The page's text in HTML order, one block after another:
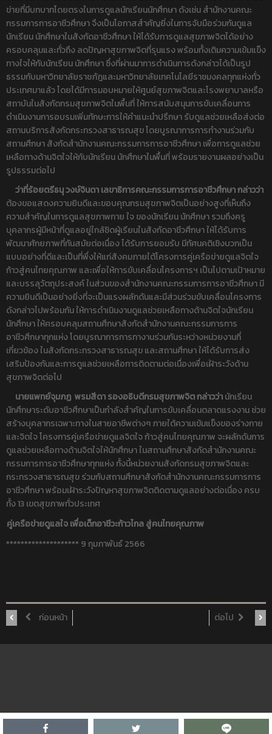
ข่ายที่มีบทบาทโดยตรงในการดูแลนักเรียนนักศึกษา ดังเช่น สำนักงานคณะ
กรรมการการอาชีวศึกษา จึงเป็นโอกาสสำคัญยิ่งในการจับมือร่วมกันดูแล
นักเรียน นักศึกษาในสังกัดอาชีวศึกษา ให้ได้รับการดูแลสุขภาพจิตได้อย่าง
ครอบคลุมและทั่วถึง ลดปัญหาสุขภาพจิตที่รุนแรง พร้อมทั้งเติมความเข้มแข็ง
ทางใจให้กับนักเรียน นักศึกษา ซึ่งที่ผ่านมาการดำเนินการดังกล่าวได้เป็นรูป
ธรรมกับมหาวิทยาลัยราชภัฎและมหาวิทยาลัยเทคโนโลยีราชมงคลทุกแห่งทั่ว
ประเทศมาแล้ว โดยได้มีการมอบหมายให้ศูนย์สุขภาพจิตและโรงพยาบาลหรือ
สถาบันในสังกัดกรมสุขภาพจิตในพื้นที่ ให้การสนับสนุนการขับเคลื่อนการ
ดำเนินงานการอบรมเพิ่มทักษะการให้คำแนะนำปรึกษา รับดูแลช่วยเหลือส่งต่อ
สถานบริการสังกัดกระทรวงสาธารณสุข โดยบูรณาการการทำงานร่วมกับ
สถานศึกษา สังกัดสำนักงานคณะกรรมการการอาชีวศึกษา เพื่อการดูแลช่วย
เหลือทางด้านจิตใจให้กับนักเรียน นักศึกษาในพื้นที่ พร้อมรายงานผลอย่างเป็น
รูปธรรมต่อไป
ว่าที่ร้อยตรีธนุ วงษ์จินดา เลขาธิการคณะกรรมการการอาชีวศึกษากล่าวว่า
ต้องขอแสดงความยินดีและขอบคุณกรมสุขภาพจิตเป็นอย่างสูงที่เห็นถึง
ความสำคัญในการดูแลสุขภาพกาย ใจ ของนักเรียน นักศึกษา รวมถึงครู
บุคลากรผู้มีหน้าที่ดูแลอยู่ใกล้ชิดผู้เรียนในสังกัดอาชีวศึกษา ให้ได้รับการ
พัฒนาศักยภาพที่ทันสมัยต่อเนื่อง ได้รับการยอมรับ มีทัศนคติเชิงบวกเป็น
แบบอย่างที่ดีและเป็นที่พึ่งให้แก่สังคมภายใต้โครงการคู่เครือข่ายดูแลจิตใจ
ก้าวสู่คนไทยคุณภาพ และเพื่อให้การขับเคลื่อนโครงการฯ เป็นไปตามเป้าหมาย
และบรรลุวัตถุประสงค์ ในส่วนของสำนักงานคณะกรรมการการอาชีวศึกษา มี
ความยินดีเป็นอย่างยิ่งที่จะเป็นแรงผลักดันและมีส่วนร่วมขับเคลื่อนโครงการ
ดังกล่าวไปพร้อมกัน ให้การดำเนินงานดูแลช่วยเหลือทางด้านจิตใจนักเรียน
นักศึกษา ให้ครอบคลุมสถานศึกษาสังกัดสำนักงานคณะกรรมการการ
อาชีวศึกษาทุกแห่ง โดยบูรณาการการทางานร่วมกันระหว่างหน่วยงานที่
เกี่ยวข้อง ในสังกัดกระทรวงสาธารณสุข และสถานศึกษา ให้ได้รับการส่ง
เสริมป้องกันและการดูแลช่วยเหลือการติดตามต่อเนื่องเพื่อเฝ้าระวังด้าน
สุขภาพจิตต่อไป
นายแพทย์จุมภฏ พรมสีดา รองอธิบดีกรมสุขภาพจิต กล่าวว่านักเรียน
นักศึกษาระดับอาชีวศึกษาเป็นกำลังสำคัญในการขับเคลื่อนตลาดแรงงาน ช่วย
สร้างบุคลากรเฉพาะทางในสายอาชีพต่างๆ ภายใต้ความเข้มแข็งของร่างกาย
และจิตใจ โครงการคู่เครือข่ายดูแลจิตใจ ก้าวสู่คนไทยคุณภาพ จะผลักดันการ
ดูแลช่วยเหลือทางด้านจิตใจให้นักศึกษา ในสถานศึกษาสังกัดสำนักงานคณะ
กรรมการการอาชีวศึกษาทุกแห่ง ทั้งนี้หน่วยงานสังกัดกรมสุขภาพจิตและ
กระทรวงสาธารณสุข ร่วมกับสถานศึกษาสังกัดสำนักงานคณะกรรมการการ
อาชีวศึกษา พร้อมเฝ้าระวังปัญหาสุขภาพจิตติดตามดูแลอย่างต่อเนื่อง ครบ
ทั้ง 13 เขตสุขภาพทั่วประเทศ
คู่เครือข่ายดูแลใจ เพื่อเด็กอาชีวะก้าวไกล สู่คนไทยคุณภาพ
******************** 9 กุมภาพันธ์ 2566
ก่อนหน้า ต่อไป